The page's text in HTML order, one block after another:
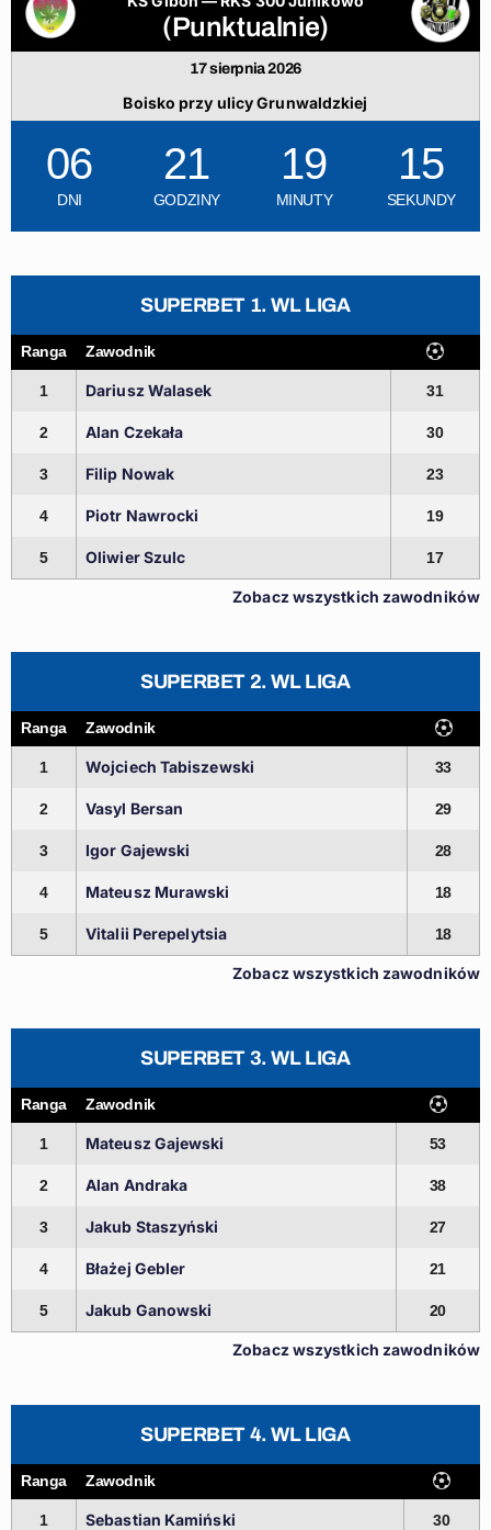
(Punktualnie)
17 sierpnia 2026
Boisko przy ulicy Grunwaldzkiej
06
DNI
21
GODZINY
19
MINUTY
14
SEKUNDY
SUPERBET 1. WL LIGA
Ranga Zawodnik
1 Dariusz Walasek 31
2 Alan Czekała 30
3 Filip Nowak 23
4 Piotr Nawrocki 19
5 Oliwier Szulc 17
Zobacz wszystkich zawodników
SUPERBET 2. WL LIGA
Ranga Zawodnik
1 Wojciech Tabiszewski 33
2 Vasyl Bersan 29
3 Igor Gajewski 28
4 Mateusz Murawski 18
5 Vitalii Perepelytsia 18
Zobacz wszystkich zawodników
SUPERBET 3. WL LIGA
Ranga Zawodnik
1 Mateusz Gajewski 53
2 Alan Andraka 38
3 Jakub Staszyński 27
4 Błażej Gebler 21
5 Jakub Ganowski 20
Zobacz wszystkich zawodników
SUPERBET 4. WL LIGA
Ranga Zawodnik
1 Sebastian Kamiński 30